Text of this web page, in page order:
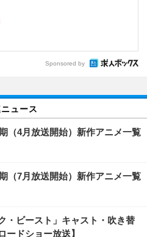
Sponsored by
ュース
（4月放送開始）新作アニメ一覧
（7月放送開始）新作アニメ一覧
・ビースト」キャスト・吹き替
ードショー放送】